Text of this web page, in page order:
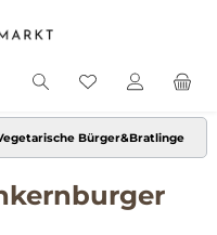
Bürger&Bratlinge